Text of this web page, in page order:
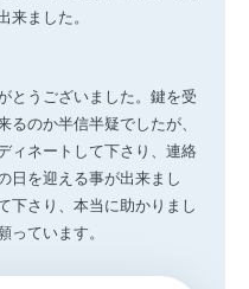
来ました。
とうございました。鍵を受
るのか半信半疑でしたが、
ィネートして下さり、連絡
日を迎える事が出来まし
下さり、本当に助かりまし
っています。